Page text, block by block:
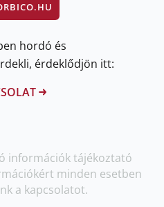
hordó és
érdeklődjön itt:
információk tájékoztató
minden esetben
a kapcsolatot.